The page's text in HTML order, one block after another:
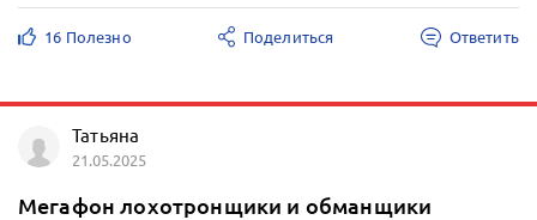
16 Полезно Поделиться Ответить
Татьяна
21.05.2025
Мегафон лохотронщики и обманщики